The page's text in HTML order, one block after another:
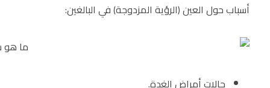
أسباب حول العين (الرؤية المزدوجة) في البالغين:
حالات أمراض الغدة.